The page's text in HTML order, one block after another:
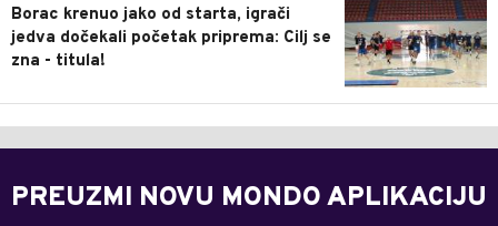
Borac krenuo jako od starta, igrači
jedva dočekali početak priprema: Cilj se
zna - titula!
PREUZMI NOVU MONDO APLIKACIJU